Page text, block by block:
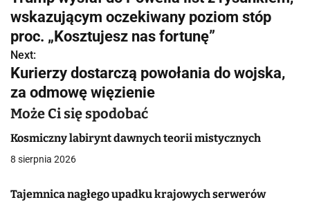
a
w
i
g
a
c
j
a
wskazującym oczekiwany poziom stóp
proc. „Kosztujesz nas fortunę”
Next:
Kurierzy dostarczą powołania do wojska,
za odmowę więzienie
Może Ci się spodobać
Kosmiczny labirynt dawnych teorii mistycznych
8 sierpnia 2026
Tajemnica nagłego upadku krajowych serwerów